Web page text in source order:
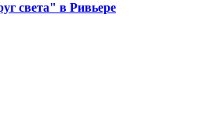
света" в Ривьере